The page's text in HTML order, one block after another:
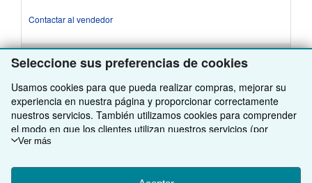
Seleccione sus preferencias de cookies
Usamos cookies para que pueda realizar compras, mejorar su
experiencia en nuestra página y proporcionar correctamente
nuestros servicios. También utilizamos cookies para comprender
el modo en que los clientes utilizan nuestros servicios (por
ejemplo, midiendo las visitas al sitio) y así poder realizar mejoras.
para mostrar contenido relevante en los anuncios y medir el
Ver más
estrellas
Contactar al vendedor
Comprar usado
EUR 3,00
Envío por EUR 14,50 Más
información
sobre
envío
Se envía de España a Estados Unidos de America
Cantidad disponible: 2 disponibles
Añadir al carrito